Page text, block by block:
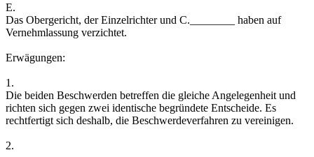
E.
Das Obergericht, der Einzelrichter und C.________ haben auf
Vernehmlassung verzichtet.
Erwägungen:
1.
Die beiden Beschwerden betreffen die gleiche Angelegenheit und
richten sich gegen zwei identische begründete Entscheide. Es
rechtfertigt sich deshalb, die Beschwerdeverfahren zu vereinigen.
2.